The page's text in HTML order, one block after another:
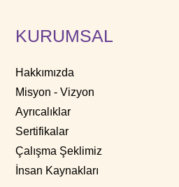
KURUMSAL
Hakkımızda
Misyon - Vizyon
Ayrıcalıklar
Sertifikalar
Çalışma Şeklimiz
İnsan Kaynakları